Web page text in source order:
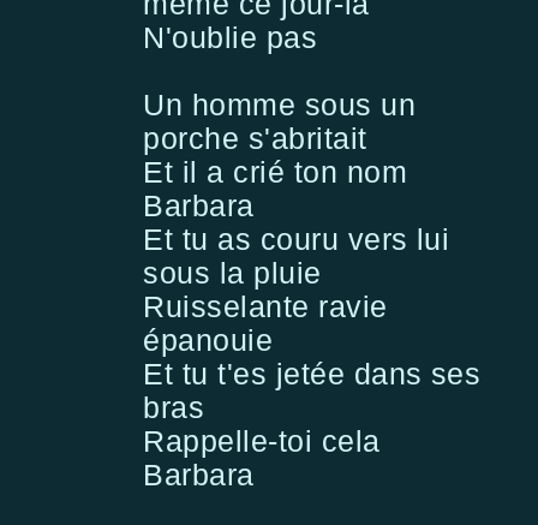
N'oublie pas
Un homme sous un
porche s'abritait
Et il a crié ton nom
Barbara
Et tu as couru vers lui
sous la pluie
Ruisselante ravie
épanouie
Et tu t'es jetée dans ses
bras
Rappelle-toi cela
Barbara